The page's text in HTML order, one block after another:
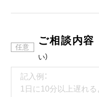
ご相談内容
い）